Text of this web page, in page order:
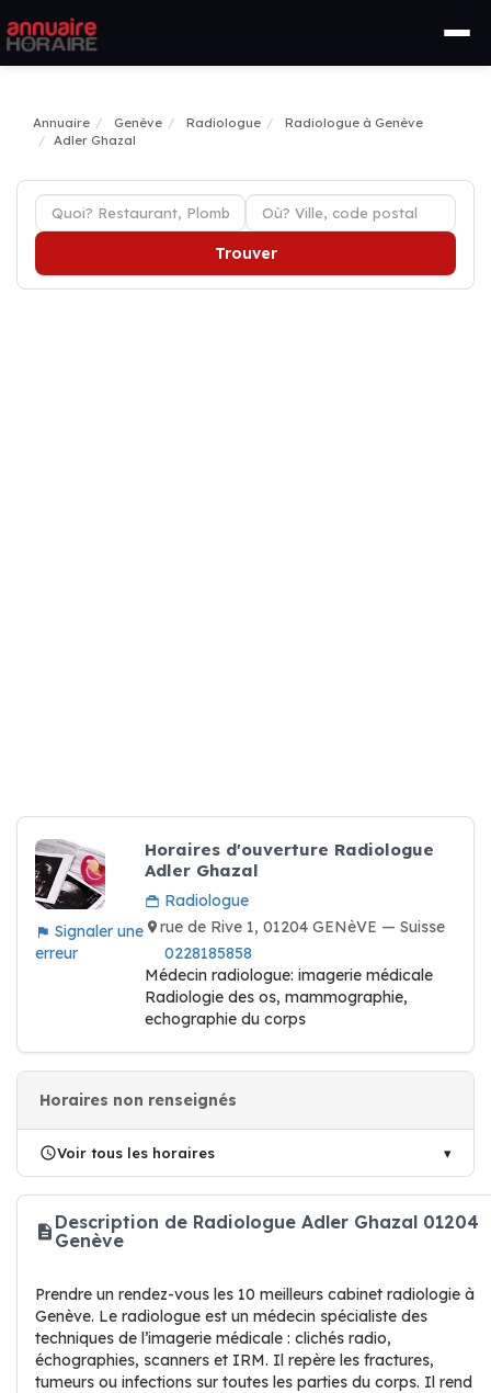
Annuaire Genève Radiologue
Radiologue à Genève
Adler Ghazal
Trouver
Signaler une
erreur
Horaires d'ouverture Radiologue
Adler Ghazal
Radiologue
rue de Rive 1, 01204 GENèVE — Suisse
0228185858
Médecin radiologue: imagerie médicale
Radiologie des os, mammographie,
echographie du corps
Horaires non renseignés
Voir tous les horaires
Description de Radiologue Adler Ghazal 01204
Genève
Prendre un rendez-vous les 10 meilleurs cabinet radiologie à
Genève. Le radiologue est un médecin spécialiste des
techniques de l’imagerie médicale : clichés radio,
échographies, scanners et IRM. Il repère les fractures,
tumeurs ou infections sur toutes les parties du corps. Il rend